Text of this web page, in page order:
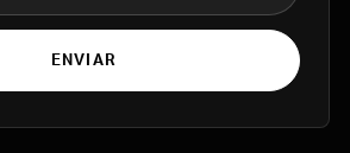
ENVIAR